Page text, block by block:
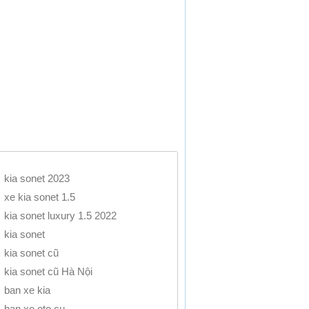
kia sonet 2023
xe kia sonet 1.5
kia sonet luxury 1.5 2022
kia sonet
kia sonet cũ
kia sonet cũ Hà Nội
ban xe kia